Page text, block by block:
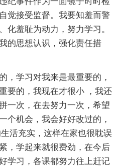
觉接受监督。我要知羞而警
化羞耻为动力，努力学习。
的思想认识，强化责任措
，学习对我来是最重要的，
要的，我现在才很小 ，我还
一次，在去努力一次，希望
个机会，我会好好改过的，
活充实，这样在家也很耽误
，学起来就很费劲，在今后
学习，各课都努力往上赶记